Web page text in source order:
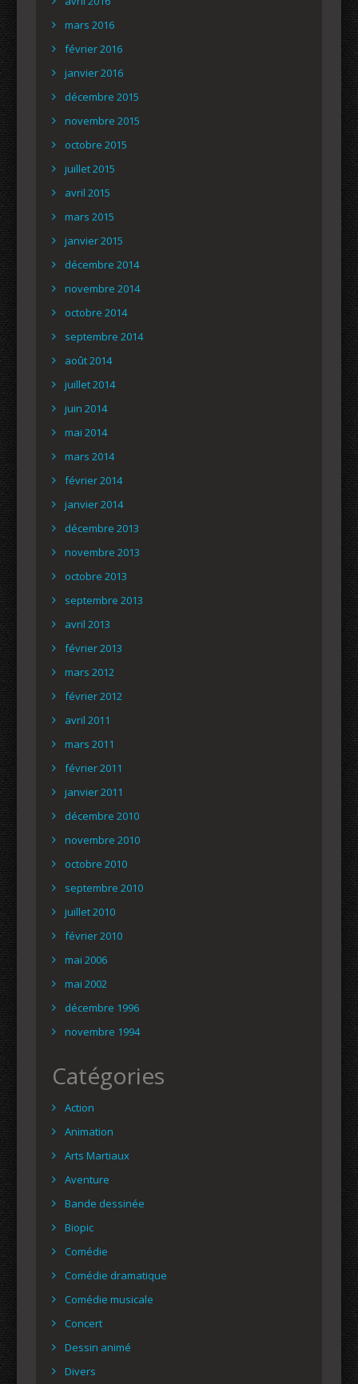
mars 2016
février 2016
janvier 2016
décembre 2015
novembre 2015
octobre 2015
juillet 2015
avril 2015
mars 2015
janvier 2015
décembre 2014
novembre 2014
octobre 2014
septembre 2014
août 2014
juillet 2014
juin 2014
mai 2014
mars 2014
février 2014
janvier 2014
décembre 2013
novembre 2013
octobre 2013
septembre 2013
avril 2013
février 2013
mars 2012
février 2012
avril 2011
mars 2011
février 2011
janvier 2011
décembre 2010
novembre 2010
octobre 2010
septembre 2010
juillet 2010
février 2010
mai 2006
mai 2002
décembre 1996
novembre 1994
Catégories
Action
Animation
Arts Martiaux
Aventure
Bande dessinée
Biopic
Comédie
Comédie dramatique
Comédie musicale
Concert
Dessin animé
Divers